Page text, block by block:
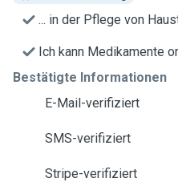
... in der Pflege von
Ich kann Medikamente
Bestätigte Informationen
E-Mail-verifiziert
SMS-verifiziert
Stripe-verifiziert